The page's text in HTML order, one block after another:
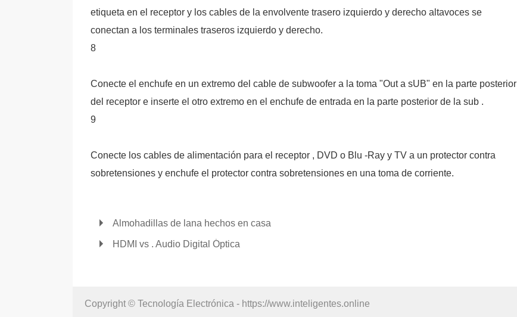
etiqueta en el receptor y los cables de la envolvente trasero izquierdo y derecho altavoces se
conectan a los terminales traseros izquierdo y derecho.
8
Conecte el enchufe en un extremo del cable de subwoofer a la toma "Out a sUB" en la parte posterior
del receptor e inserte el otro extremo en el enchufe de entrada en la parte posterior de la sub .
9
Conecte los cables de alimentación para el receptor , DVD o Blu -Ray y TV a un protector contra
sobretensiones y enchufe el protector contra sobretensiones en una toma de corriente.
Almohadillas de lana hechos en casa
HDMI vs . Audio Digital Óptica
Copyright © Tecnología Electrónica - https://www.inteligentes.online